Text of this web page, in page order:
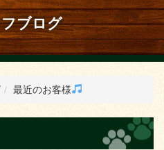
ブログ
最近のお客様